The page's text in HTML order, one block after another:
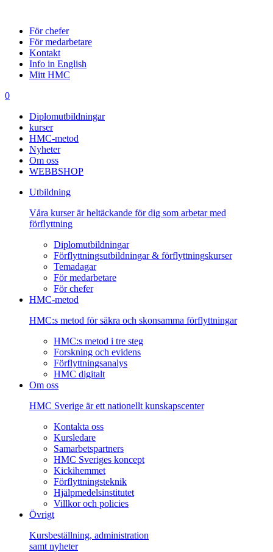
För chefer
För medarbetare
Kontakt
Info in English
Mitt HMC
0
Diplomutbildningar
kurser
HMC-metod
Nyheter
Om oss
WEBBSHOP
Utbildning
Våra kurser är heltäckande för dig som arbetar med
förflyttning
Diplomutbildningar
Förflyttningsutbildningar & förflyttningskurser
Temadagar
För medarbetare
För chefer
HMC-metod
HMC:s metod för säkra och skonsamma förflyttningar
HMC:s metod i tre steg
Forskning och evidens
Förflyttningsanalys
HMC digitalt
Om oss
HMC Sverige är ett nationellt kunskapscenter
Kontakta oss
Kursledare
Samarbetspartners
HMC Sveriges koncept
Kickihemmet
Förflyttningsteknik
Hjälpmedelsinstitutet
Villkor och policies
Övrigt
Kursbeställning, administration
samt nyheter